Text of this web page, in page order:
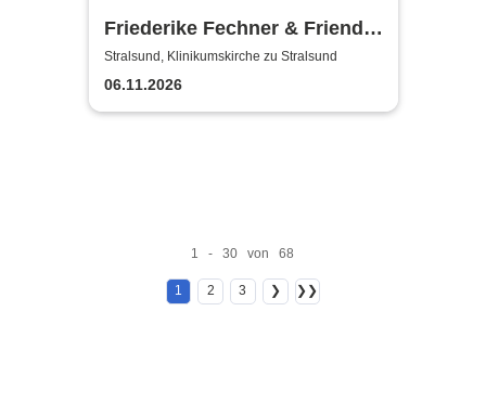
Friederike Fechner & Friends
- Konzert im dunklen Monat
Stralsund, Klinikumskirche zu Stralsund
06.11.2026
1 - 30 von 68
1 2 3 ❯ ❯❯